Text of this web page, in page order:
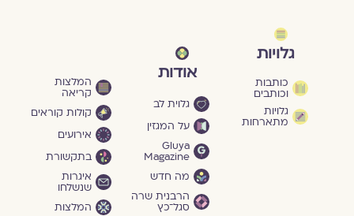
גלויות
כותבות
וכותבים
גלויות
מתארחות
אודות
גלוית לב
על המגזין
Gluya
Magazine
מה חדש
הרבנית שרה
סגל־כץ
המלצות
קריאה
קולות קוראים
אירועים
בתקשורת
איגרות
שנשלחו
המלצות